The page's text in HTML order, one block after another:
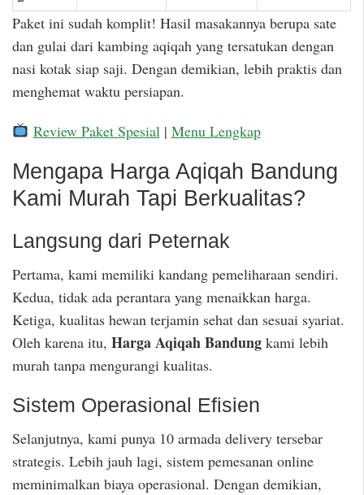
Paket ini sudah komplit! Hasil masakannya berupa sate
dan gulai dari kambing aqiqah yang tersatukan dengan
nasi kotak siap saji. Dengan demikian, lebih praktis dan
menghemat waktu persiapan.
Review Paket Spesial | Menu Lengkap
Mengapa Harga Aqiqah Bandung
Kami Murah Tapi Berkualitas?
Langsung dari Peternak
Pertama, kami memiliki kandang pemeliharaan sendiri.
Kedua, tidak ada perantara yang menaikkan harga.
Ketiga, kualitas hewan terjamin sehat dan sesuai syariat.
Oleh karena itu, Harga Aqiqah Bandung kami lebih
murah tanpa mengurangi kualitas.
Sistem Operasional Efisien
Selanjutnya, kami punya 10 armada delivery tersebar
strategis. Lebih jauh lagi, sistem pemesanan online
meminimalkan biaya operasional. Dengan demikian,